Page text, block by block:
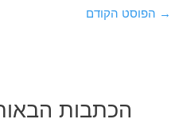
Post
→ הפוסט הקודם
הכתבות הבאות